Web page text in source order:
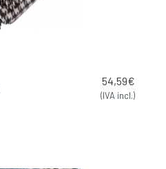
54,59€
(IVA incl.)